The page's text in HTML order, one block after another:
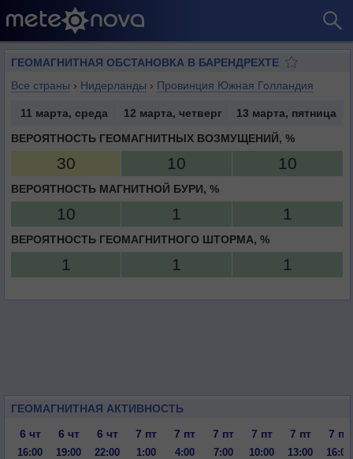
ГЕОМАГНИТНАЯ ОБСТАНОВКА В БАРЕНДРЕХТЕ
Все страны › Нидерланды › Провинция Южная Голландия
11 марта, среда 12 марта, четверг
13 марта, пятница
ВЕРОЯТНОСТЬ ГЕОМАГНИТНЫХ ВОЗМУЩЕНИЙ, %
30 10 10
ВЕРОЯТНОСТЬ МАГНИТНОЙ БУРИ, %
10 1 1
ВЕРОЯТНОСТЬ ГЕОМАГНИТНОГО ШТОРМА, %
1 1 1
ГЕОМАГНИТНАЯ АКТИВНОСТЬ
6 чт
6 чт 6 чт 7 пт 7 пт 7 пт 7 пт 7 пт 7 пт
16:00 19:00 22:00 1:00 4:00 7:00 10:00 13:00 16:00